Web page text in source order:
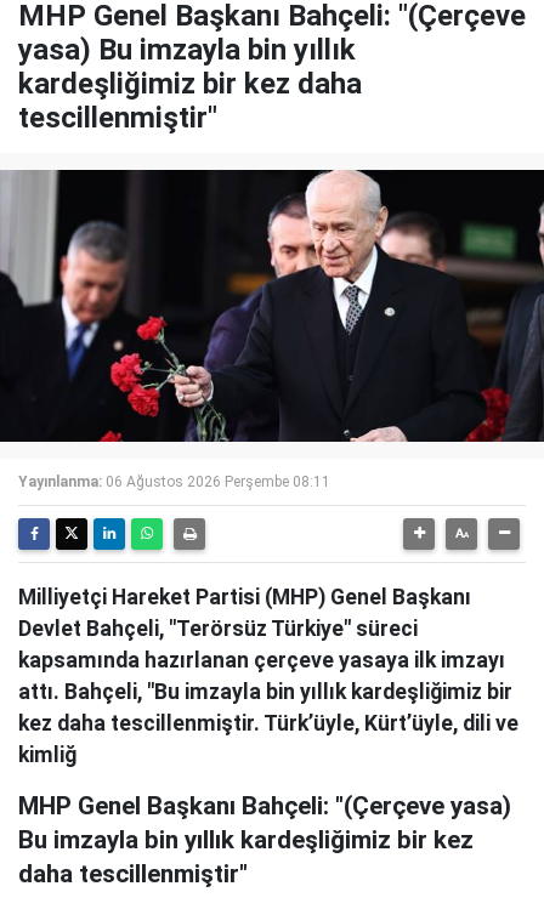
MHP Genel Başkanı Bahçeli: "(Çerçeve
yasa) Bu imzayla bin yıllık
kardeşliğimiz bir kez daha
tescillenmiştir"
Yayınlanma: 06 Ağustos 2026 Perşembe 08:11
Milliyetçi Hareket Partisi (MHP) Genel Başkanı
Devlet Bahçeli, "Terörsüz Türkiye" süreci
kapsamında hazırlanan çerçeve yasaya ilk imzayı
attı. Bahçeli, "Bu imzayla bin yıllık kardeşliğimiz bir
kez daha tescillenmiştir. Türk’üyle, Kürt’üyle, dili ve
kimliğ
MHP Genel Başkanı Bahçeli: "(Çerçeve yasa)
Bu imzayla bin yıllık kardeşliğimiz bir kez
daha tescillenmiştir"